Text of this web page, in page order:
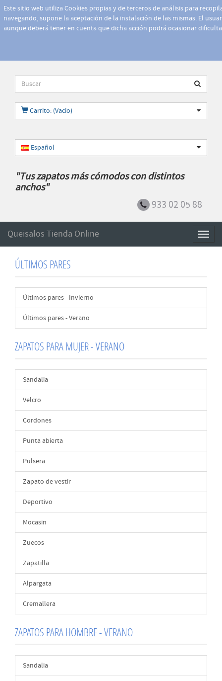
Este sitio web utiliza Cookies propias y de terceros de análisis para
navegando, supone la aceptación de la instalación de las mismas. El
aunque deberá tener en cuenta que dicha acción podrá ocasionar
Carrito: (Vacío)
Español
"Tus zapatos más cómodos con distintos
anchos"
933 02 05 88
Queisalos Tienda Online
ÚLTIMOS PARES
Últimos pares - Invierno
Últimos pares - Verano
ZAPATOS PARA MUJER - VERANO
Sandalia
Velcro
Cordones
Punta abierta
Pulsera
Zapato de vestir
Deportivo
Mocasin
Zuecos
Zapatilla
Alpargata
Cremallera
ZAPATOS PARA HOMBRE - VERANO
Sandalia